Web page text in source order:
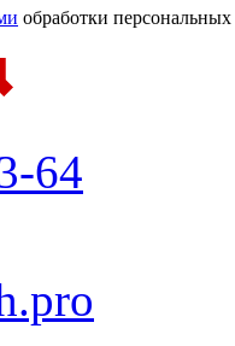
обработки
64